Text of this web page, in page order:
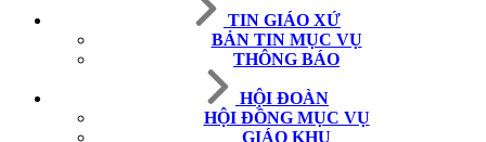
TIN GIÁO XỨ
BẢN TIN MỤC VỤ
THÔNG BÁO
HỘI ĐOÀN
HỘI ĐỒNG MỤC VỤ
GIÁO KHU